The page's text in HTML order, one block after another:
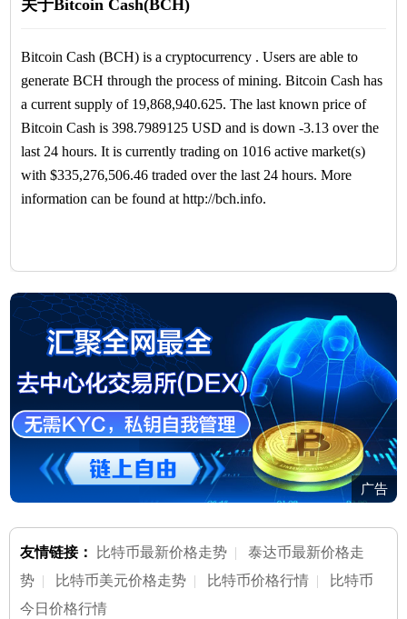
关于Bitcoin Cash(BCH)
Bitcoin Cash (BCH) is a cryptocurrency . Users are able to
generate BCH through the process of mining. Bitcoin Cash has
a current supply of 19,868,940.625. The last known price of
Bitcoin Cash is 398.7989125 USD and is down -3.13 over the
last 24 hours. It is currently trading on 1016 active market(s)
with $335,276,506.46 traded over the last 24 hours. More
information can be found at http://bch.info.
广告
友情链接： 比特币最新价格走势 |泰达币最新价格走
势 | 比特币美元价格走势 | 比特币价格行情 | 比特币
今日价格行情